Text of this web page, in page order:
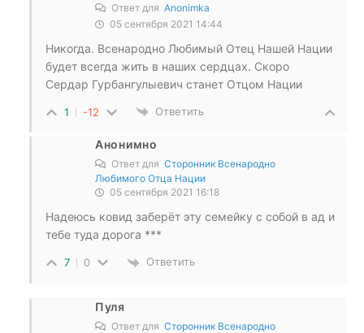
Ответ для Anonimka
05 сентября 2021 14:44
Никогда. Всенародно Любимый Отец Нашей Нации
будет всегда жить в наших сердцах. Скоро
Сердар Гурбангулыевич станет Отцом Нации
1 -12 Ответить
Анонимно
Ответ для Сторонник Всенародно
Любимого Отца Нации
05 сентября 2021 16:18
Надеюсь ковид заберёт эту семейку с собой в ад и
тебе туда дорога ***
7 0 Ответить
Пуля
Ответ для Сторонник Всенародно